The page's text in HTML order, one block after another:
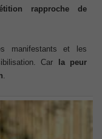
rapproche de
manifestants et les
Car
la peur